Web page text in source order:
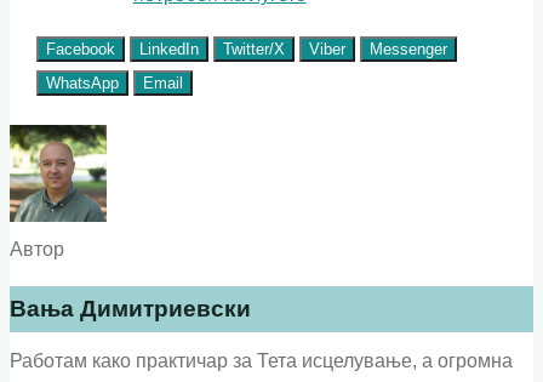
Facebook LinkedIn Twitter/X Viber
Messenger
WhatsApp
Email
Автор
Вања Димитриевски
Работам како практичар за Тета исцелување, а огромна